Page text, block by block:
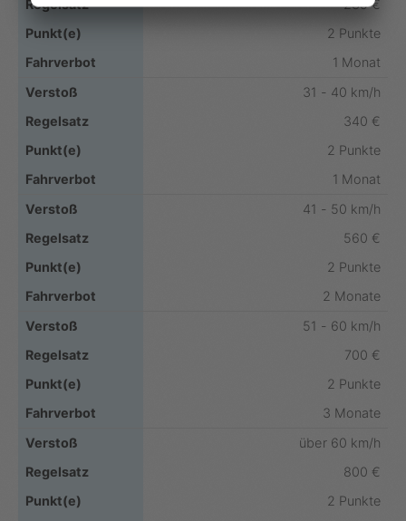
235 €
2 Punkte
1 Monat
31 - 40 km/h
340 €
2 Punkte
1 Monat
41 - 50 km/h
560 €
2 Punkte
2 Monate
51 - 60 km/h
700 €
2 Punkte
3 Monate
über 60 km/h
800 €
2 Punkte